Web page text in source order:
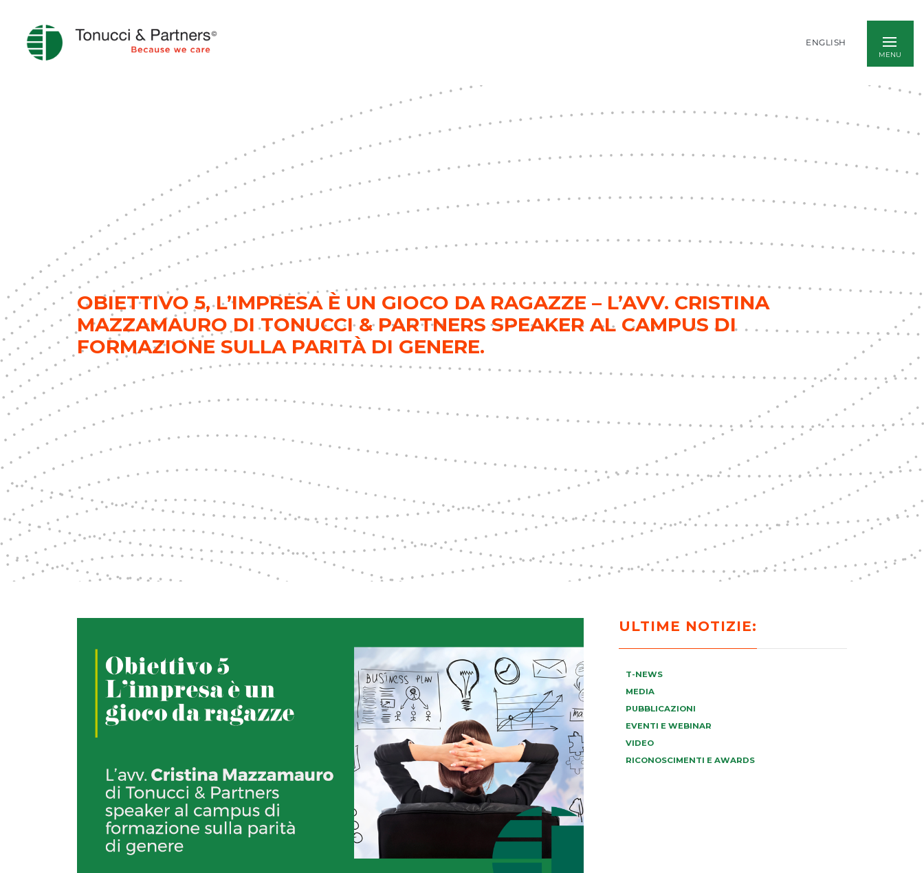
ENGLISH
OBIETTIVO 5, L’IMPRESA È UN GIOCO DA RAGAZZE – L’AVV. CRISTINA
MAZZAMAURO DI TONUCCI & PARTNERS SPEAKER AL CAMPUS DI
FORMAZIONE SULLA PARITÀ DI GENERE.
ULTIME NOTIZIE:
T-NEWS
MEDIA
PUBBLICAZIONI
EVENTI E WEBINAR
VIDEO
RICONOSCIMENTI E AWARDS